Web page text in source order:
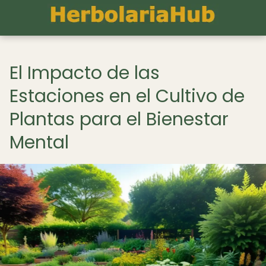
El Impacto de las
Estaciones en el Cultivo de
Plantas para el Bienestar
Mental